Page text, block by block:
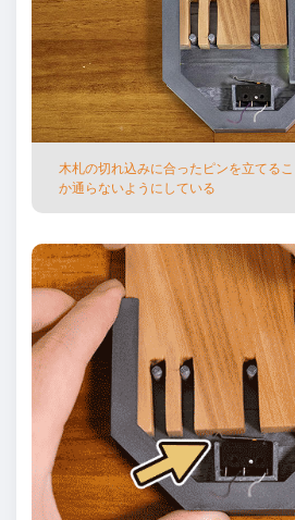
⽊札の切れ込みに合ったピンを⽴てる
か通らないようにしている